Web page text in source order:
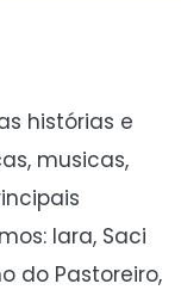
histórias e
musicas,
Iara, Saci
do Pastoreiro,